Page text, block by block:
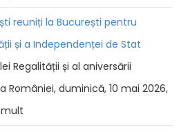
reuniți la București pentru
și a Independenței de Stat
Regalității și al aniversării
României, duminică, 10 mai 2026,
mult